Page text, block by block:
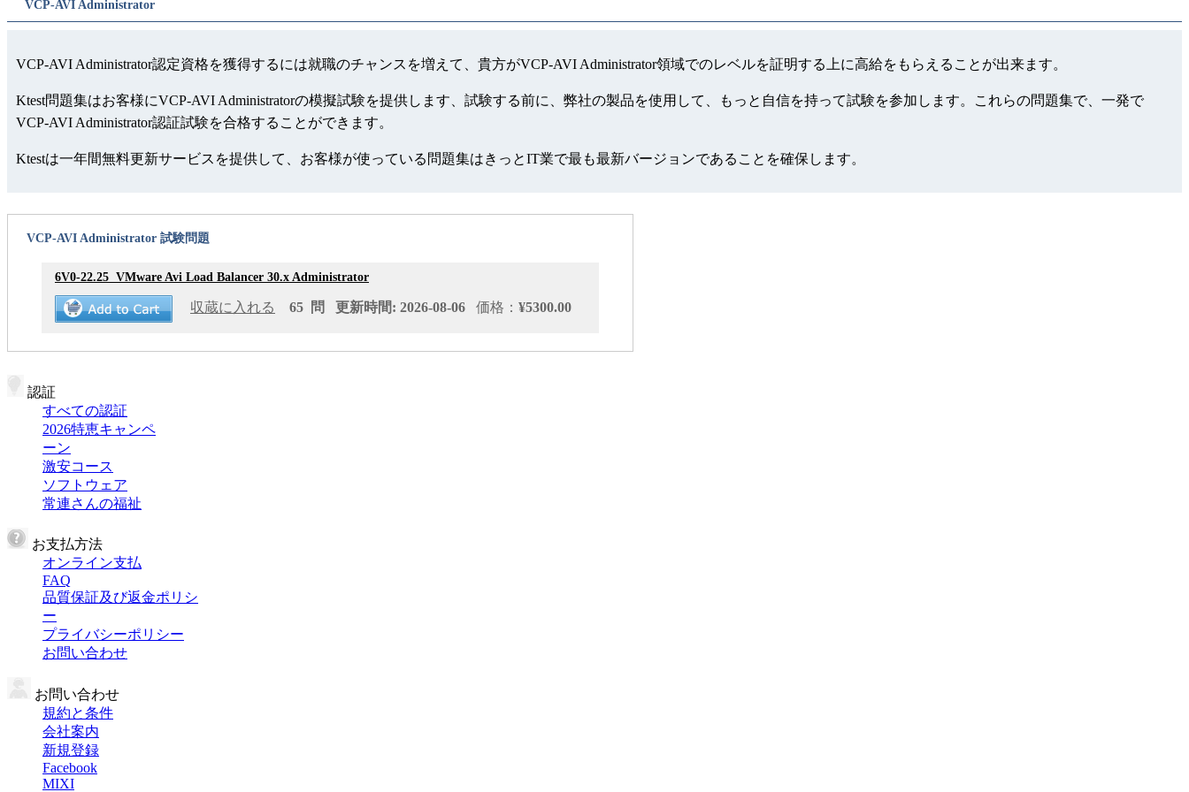
VCP-AVI Administrator
VCP-AVI Administrator認定資格を獲得するには就職のチャンスを増えて、貴方がVCP-AVI Administrator領域でのレベルを証明する上に高給をもらえることが出来ます。
Ktest問題集はお客様にVCP-AVI Administratorの模擬試験を提供します、試験する前に、弊社の製品を使用して、もっと自信を持って試験を参加します。これらの問題集で、一発で
VCP-AVI Administrator認証試験を合格することができます。
Ktestは一年間無料更新サービスを提供して、お客様が使っている問題集はきっとIT業で最も最新バージョンであることを確保します。
VCP-AVI Administrator 試験問題
6V0-22.25 VMware Avi Load Balancer 30.x Administrator
収蔵に入れる 65 問 更新時間: 2026-08-06 価格： ¥5300.00
認証
すべての認証
2026特恵キャンペ
ーン
激安コース
ソフトウェア
常連さんの福祉
お支払方法
オンライン支払
FAQ
品質保証及び返金ポリシ
ー
プライバシーポリシー
お問い合わせ
お問い合わせ
規約と条件
会社案内
新規登録
Facebook
MIXI